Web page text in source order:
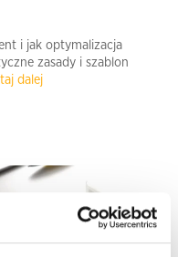
i jak optymalizacja
zasady i szablon
dalej